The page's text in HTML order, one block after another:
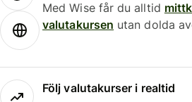
Med Wise får du alltid
valutakursen utan dolda
Följ valutakurser i realtid